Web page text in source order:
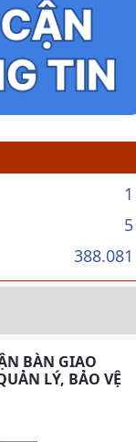
1
5
388.081
BÀN GIAO
LÝ, BẢO VỆ